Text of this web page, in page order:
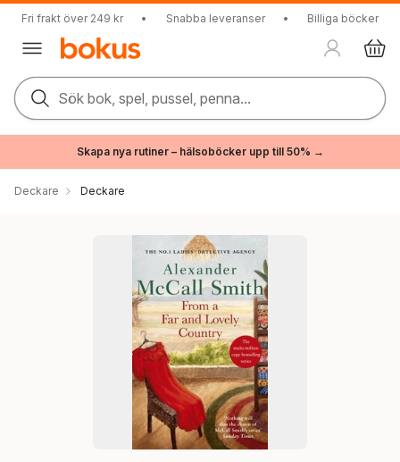
Fri frakt över 249 kr • Snabba leveranser • Billiga böcker
Sök bok, spel, pussel, penna...
Skapa nya rutiner – hälsoböcker upp till 50% →
Deckare Deckare